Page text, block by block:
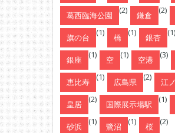
葛西臨海公園 (2) 鎌倉 (2)
旗の台 (1) 橋 (1) 銀杏 (1)
銀座 (1) 空 (1) 空港 (3)
恵比寿 (1) 広島県 (2) 江
皇居 (2) 国際展示場駅 (1)
砂浜 (1) 鷺沼 (1) 桜 (2)